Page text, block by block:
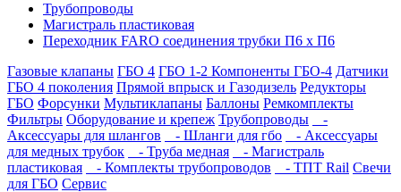
Трубопроводы
Магистраль пластиковая
Переходник FARO соединения трубки П6 x П6
Газовые клапаны ГБО 4 ГБО 1-2 Компоненты ГБО-4 Датчики
ГБО 4 поколения Прямой впрыск и Газодизель Редукторы
ГБО Форсунки Мультиклапаны Баллоны Ремкомплекты
Фильтры Оборудование и крепеж Трубопроводы
-
Аксессуары для шлангов
- Шланги для гбо
- Аксессуары
для медных трубок
- Труба медная
- Магистраль
пластиковая
- Комплекты трубопроводов - ТПТ Rail Свечи
для ГБО Сервис